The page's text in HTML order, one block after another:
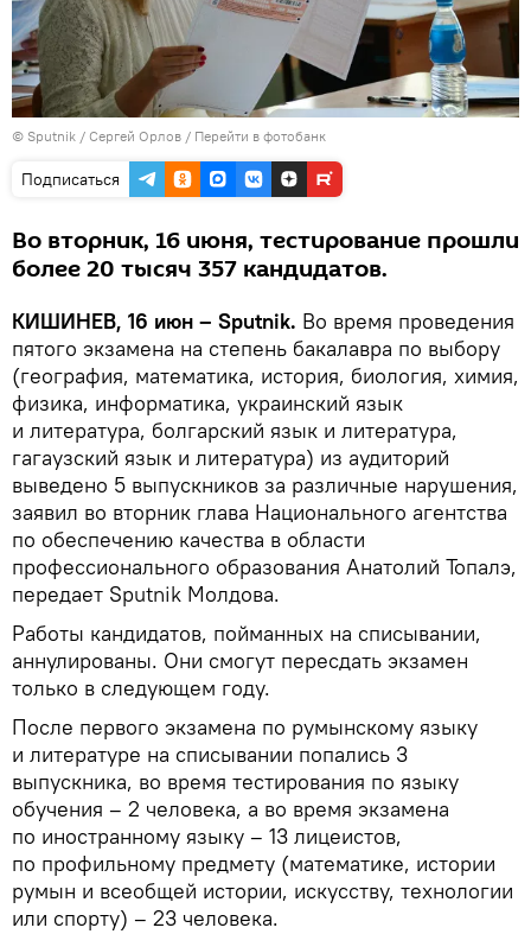
© Sputnik / Сергей Орлов / Перейти в фотобанк
Подписаться
Во вторник, 16 июня, тестирование прошли
более 20 тысяч 357 кандидатов.
КИШИНЕВ, 16 июн – Sputnik. Во время проведения
пятого экзамена на степень бакалавра по выбору
(география, математика, история, биология, химия,
физика, информатика, украинский язык
и литература, болгарский язык и литература,
гагаузский язык и литература) из аудиторий
выведено 5 выпускников за различные нарушения,
заявил во вторник глава Национального агентства
по обеспечению качества в области
профессионального образования Анатолий Топалэ,
передает Sputnik Молдова.
Работы кандидатов, пойманных на списывании,
аннулированы. Они смогут пересдать экзамен
только в следующем году.
После первого экзамена по румынскому языку
и литературе на списывании попались 3
выпускника, во время тестирования по языку
обучения – 2 человека, а во время экзамена
по иностранному языку – 13 лицеистов,
по профильному предмету (математике, истории
румын и всеобщей истории, искусству, технологии
или спорту) – 23 человека.